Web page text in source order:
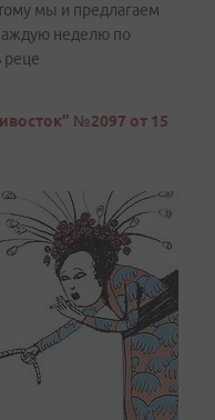
мы и предлагаем
неделю по
реце
№2097 от 15